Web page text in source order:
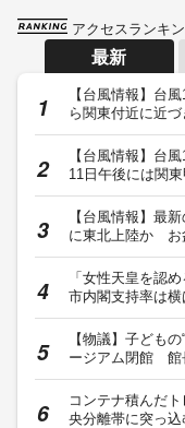
アクセスランキ
最新
【台風情報】台
ら関東付近に近
【台風情報】台
11日午後には関
【台風情報】最
に東北上陸か
「女性天皇を認
市内閣支持率は
【物議】子ども
ージアム閉館
コンテナ積んだ
央分離帯に突っ